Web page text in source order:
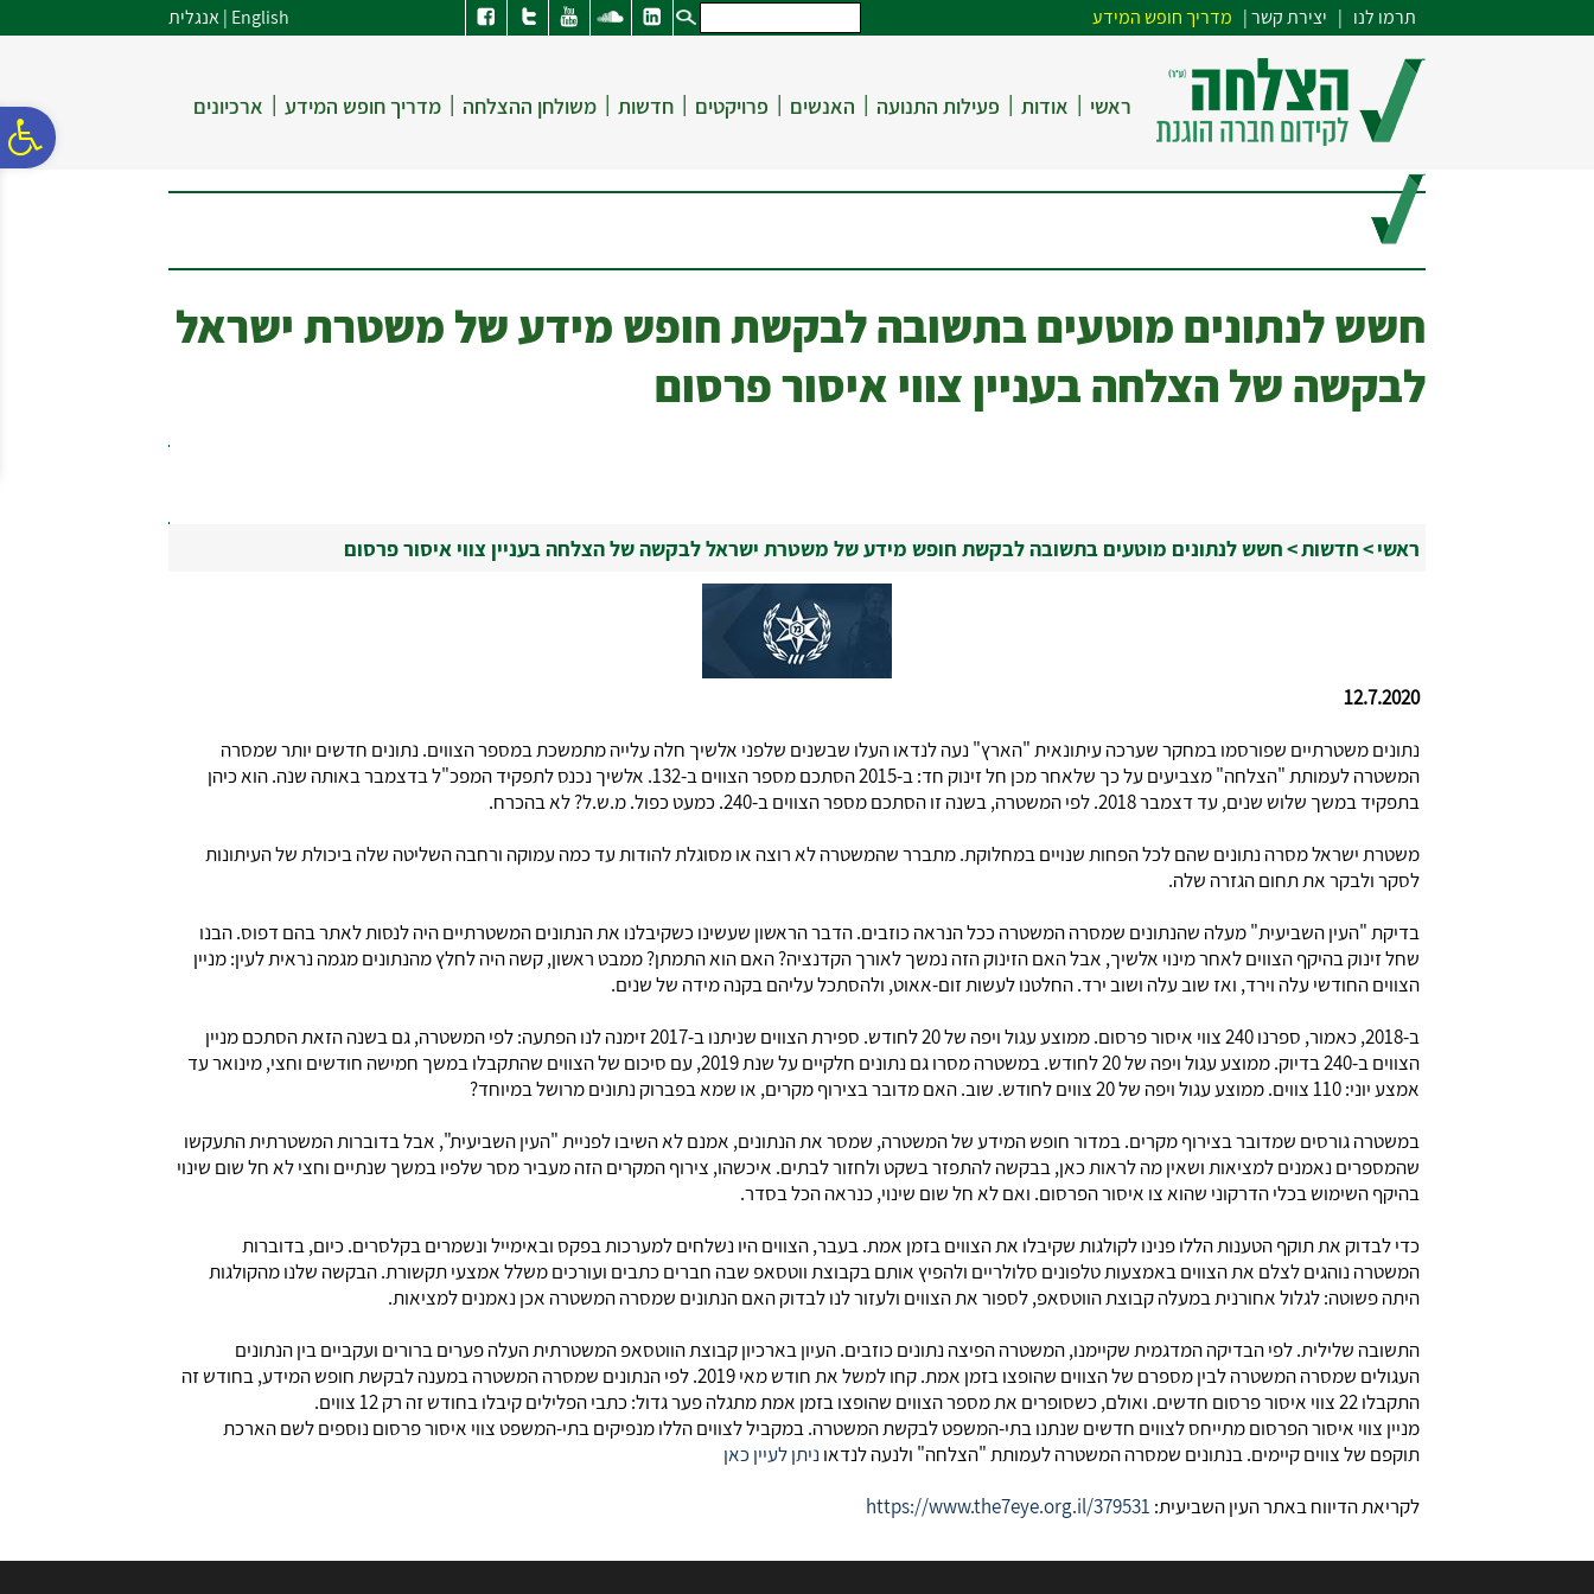
נגישות
אתר
המרכזי
תרמו לנו | יצירת קשר| מדריך חופש המידע English
|אנגלית
ראשי | אודות | פעילות התנועה | האנשים | פרויקטים | חדשות | משולחן ההצלחה | מדריך חופש המידע | ארכיונים
חשש לנתונים מוטעים בתשובה לבקשת חופש מידע של משטרת ישראל
לבקשה של הצלחה בעניין צווי איסור פרסום
ראשי>חדשות>חשש לנתונים מוטעים בתשובה לבקשת חופש מידע של משטרת ישראל לבקשה של הצלחה בעניין צווי איסור פרסום
12.7.2020
נתונים משטרתיים שפורסמו במחקר שערכה עיתונאית "הארץ" נעה לנדאו העלו שבשנים שלפני אלשיך חלה עלייה מתמשכת במספר הצווים. נתונים חדשים יותר שמסרה
המשטרה לעמותת "הצלחה" מצביעים על כך שלאחר מכן חל זינוק חד: ב-2015 הסתכם מספר הצווים ב-132. אלשיך נכנס לתפקיד המפכ"ל בדצמבר באותה שנה. הוא כיהן
בתפקיד במשך שלוש שנים, עד דצמבר 2018. לפי המשטרה, בשנה זו הסתכם מספר הצווים ב-240. כמעט כפול. מ.ש.ל? לא בהכרח.
משטרת ישראל מסרה נתונים שהם לכל הפחות שנויים במחלוקת. מתברר שהמשטרה לא רוצה או מסוגלת להודות עד כמה עמוקה ורחבה השליטה שלה ביכולת של העיתונות
לסקר ולבקר את תחום הגזרה שלה.
בדיקת "העין השביעית" מעלה שהנתונים שמסרה המשטרה ככל הנראה כוזבים. הדבר הראשון שעשינו כשקיבלנו את הנתונים המשטרתיים היה לנסות לאתר בהם דפוס. הבנו
שחל זינוק בהיקף הצווים לאחר מינוי אלשיך, אבל האם הזינוק הזה נמשך לאורך הקדנציה? האם הוא התמתן? ממבט ראשון, קשה היה לחלץ מהנתונים מגמה נראית לעין: מניין
הצווים החודשי עלה וירד, ואז שוב עלה ושוב ירד. החלטנו לעשות זום-אאוט, ולהסתכל עליהם בקנה מידה של שנים.
ב-2018, כאמור, ספרנו 240 צווי איסור פרסום. ממוצע עגול ויפה של 20 לחודש. ספירת הצווים שניתנו ב-2017 זימנה לנו הפתעה: לפי המשטרה, גם בשנה הזאת הסתכם מניין
הצווים ב-240 בדיוק. ממוצע עגול ויפה של 20 לחודש. במשטרה מסרו גם נתונים חלקיים על שנת 2019, עם סיכום של הצווים שהתקבלו במשך חמישה חודשים וחצי, מינואר עד
אמצע יוני: 110 צווים. ממוצע עגול ויפה של 20 צווים לחודש. שוב. האם מדובר בצירוף מקרים, או שמא בפברוק נתונים מרושל במיוחד?
במשטרה גורסים שמדובר בצירוף מקרים. במדור חופש המידע של המשטרה, שמסר את הנתונים, אמנם לא השיבו לפניית "העין השביעית", אבל בדוברות המשטרתית התעקשו
שהמספרים נאמנים למציאות ושאין מה לראות כאן, בבקשה להתפזר בשקט ולחזור לבתים. איכשהו, צירוף המקרים הזה מעביר מסר שלפיו במשך שנתיים וחצי לא חל שום שינוי
בהיקף השימוש בכלי הדרקוני שהוא צו איסור הפרסום. ואם לא חל שום שינוי, כנראה הכל בסדר.
כדי לבדוק את תוקף הטענות הללו פנינו לקולגות שקיבלו את הצווים בזמן אמת. בעבר, הצווים היו נשלחים למערכות בפקס ובאימייל ונשמרים בקלסרים. כיום, בדוברות
המשטרה נוהגים לצלם את הצווים באמצעות טלפונים סלולריים ולהפיץ אותם בקבוצת ווטסאפ שבה חברים כתבים ועורכים משלל אמצעי תקשורת. הבקשה שלנו מהקולגות
היתה פשוטה: לגלול אחורנית במעלה קבוצת הווטסאפ, לספור את הצווים ולעזור לנו לבדוק האם הנתונים שמסרה המשטרה אכן נאמנים למציאות.
התשובה שלילית. לפי הבדיקה המדגמית שקיימנו, המשטרה הפיצה נתונים כוזבים. העיון בארכיון קבוצת הווטסאפ המשטרתית העלה פערים ברורים ועקביים בין הנתונים
העגולים שמסרה המשטרה לבין מספרם של הצווים שהופצו בזמן אמת. קחו למשל את חודש מאי 2019. לפי הנתונים שמסרה המשטרה במענה לבקשת חופש המידע, בחודש זה
התקבלו 22 צווי איסור פרסום חדשים. ואולם, כשסופרים את מספר הצווים שהופצו בזמן אמת מתגלה פער גדול: כתבי הפלילים קיבלו בחודש זה רק 12 צווים.
מניין צווי איסור הפרסום מתייחס לצווים חדשים שנתנו בתי-המשפט לבקשת המשטרה. במקביל לצווים הללו מנפיקים בתי-המשפט צווי איסור פרסום נוספים לשם הארכת
תוקפם של צווים קיימים. בנתונים שמסרה המשטרה לעמותת "הצלחה" ולנעה לנדאו ניתן לעיין כאן
לקריאת הדיווח באתר העין השביעית: https://www.the7eye.org.il/379531